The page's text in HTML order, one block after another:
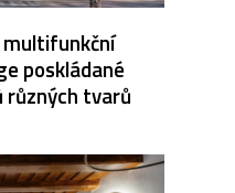
multifunkční
poskládané
různých tvarů